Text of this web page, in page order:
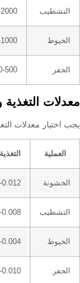
التشطيب
الخيوط
الحفر 500
معدلات التغذية
يجب اختيار معدلات
العملية
الخشونة 0.012
التشطيب 0.008
الخيوط 0.004
الحفر 0.010